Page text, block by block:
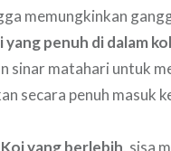
memungkinkan
yang penuh di dalam
sinar matahari untuk
secara penuh masuk
yang berlebih, sisa